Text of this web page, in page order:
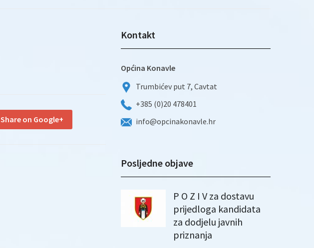
Share on Google+
Kontakt
Općina Konavle
Trumbićev put 7, Cavtat
+385 (0)20 478401
info@opcinakonavle.hr
Posljedne objave
P O Z I V za dostavu
prijedloga kandidata
za dodjelu javnih
priznanja